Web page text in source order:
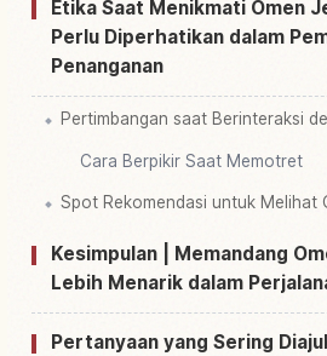
Etika Saat Menikmati Omen
Perlu Diperhatikan dalam
Penanganan
Pertimbangan saat Berinteraksi
Cara Berpikir Saat Memotret
Spot Rekomendasi untuk Melihat
Kesimpulan | Memandang
Lebih Menarik dalam
Pertanyaan yang Sering